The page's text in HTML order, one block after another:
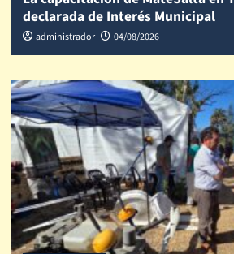
declarada de Interés Municipal
administrador 04/08/2026